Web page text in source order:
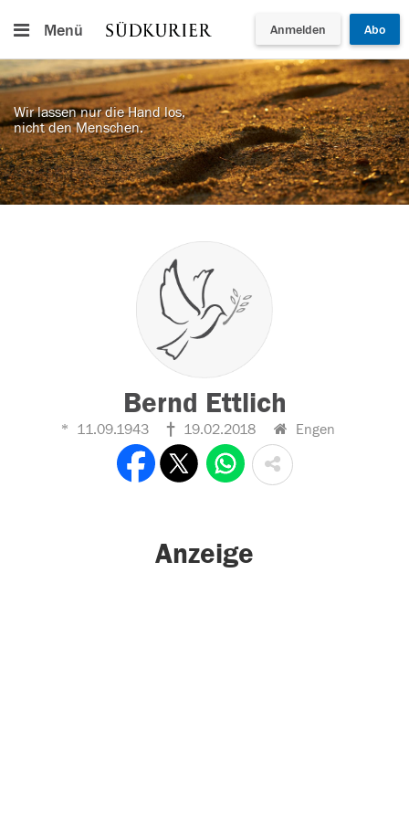
Menü Anmelden Abo
Wir lassen nur die Hand los,
nicht den Menschen.
Bernd Ettlich
11.09.1943 19.02.2018 Engen
Anzeige